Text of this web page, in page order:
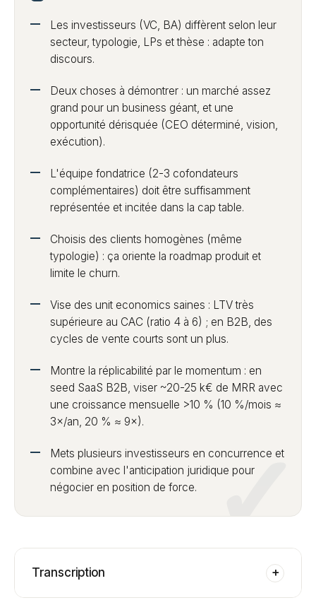
Les investisseurs (VC, BA) diffèrent selon leur
secteur, typologie, LPs et thèse : adapte ton
discours.
Deux choses à démontrer : un marché assez
grand pour un business géant, et une
opportunité dérisquée (CEO déterminé, vision,
exécution).
L'équipe fondatrice (2-3 cofondateurs
complémentaires) doit être suffisamment
représentée et incitée dans la cap table.
Choisis des clients homogènes (même
typologie) : ça oriente la roadmap produit et
limite le churn.
Vise des unit economics saines : LTV très
supérieure au CAC (ratio 4 à 6) ; en B2B, des
cycles de vente courts sont un plus.
Montre la réplicabilité par le momentum : en
seed SaaS B2B, viser ~20-25 k€ de MRR avec
une croissance mensuelle >10 % (10 %/mois ≈
3×/an, 20 % ≈ 9×).
Mets plusieurs investisseurs en concurrence et
combine avec l'anticipation juridique pour
négocier en position de force.
Transcription +